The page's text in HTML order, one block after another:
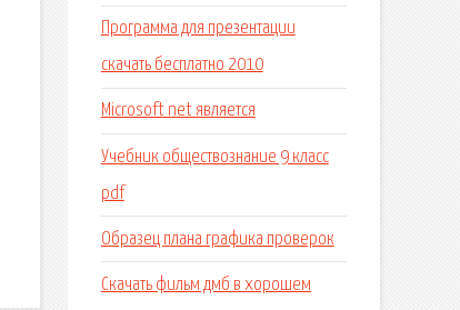
Программа для презентации
скачать бесплатно 2010
Microsoft net является
Учебник обществознание 9 класс
pdf
Образец плана графика проверок
Скачать фильм дмб в хорошем